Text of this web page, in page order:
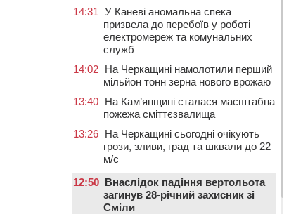
14:31 У Каневі аномальна спека
призвела до перебоїв у роботі
електромереж та комунальних
служб
14:02 На Черкащині намолотили перший
мільйон тонн зерна нового врожаю
13:40 На Кам’янщині сталася масштабна
пожежа сміттєзвалища
13:26 На Черкащині сьогодні очікують
грози, зливи, град та шквали до 22
м/с
12:50 Внаслідок падіння вертольота
загинув 28-річний захисник зі
Сміли